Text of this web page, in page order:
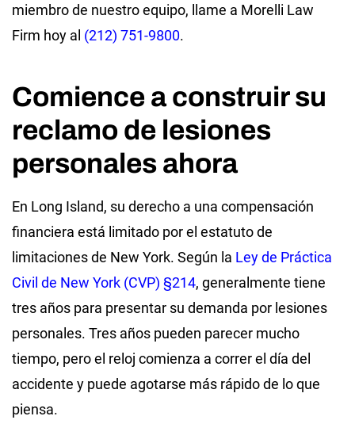
miembro de nuestro equipo, llame a Morelli Law
Firm hoy al (212) 751-9800.
Comience a construir su
reclamo de lesiones
personales ahora
En Long Island, su derecho a una compensación
financiera está limitado por el estatuto de
limitaciones de New York. Según la Ley de Práctica
Civil de New York (CVP) §214, generalmente tiene
tres años para presentar su demanda por lesiones
personales. Tres años pueden parecer mucho
tiempo, pero el reloj comienza a correr el día del
accidente y puede agotarse más rápido de lo que
piensa.